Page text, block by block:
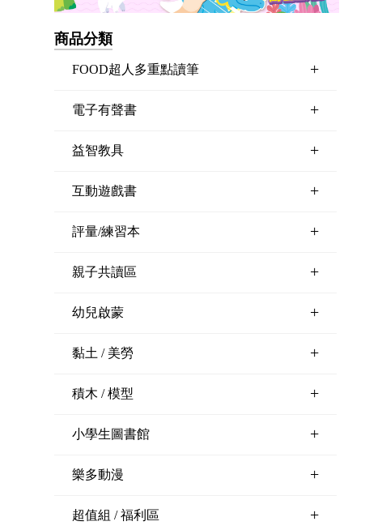
商品分類
FOOD超人多重點讀筆 +
電子有聲書 +
益智教具 +
互動遊戲書 +
評量/練習本 +
親子共讀區 +
幼兒啟蒙 +
黏土 / 美勞 +
積木 / 模型 +
小學生圖書館 +
樂多動漫 +
超值組 / 福利區 +